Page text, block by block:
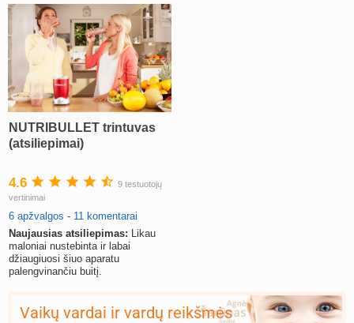
NUTRIBULLET trintuvas
(atsiliepimai)
4.6
9 testuotojų
vertinimai
6 apžvalgos - 11 komentarai
Naujausias atsiliepimas: Likau
maloniai nustebinta ir labai
džiaugiuosi šiuo aparatu
palengvinančiu buitį.
Vaikų vardai ir vardų reikšmės